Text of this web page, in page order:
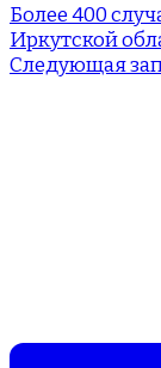
Более 400
Иркутской
Следующая